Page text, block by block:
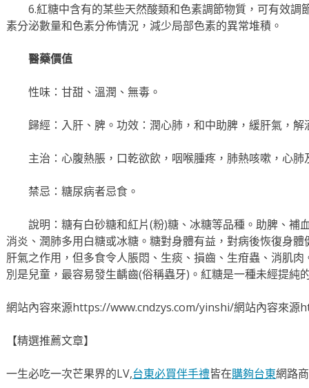
6.紅糖中含有的某些天然酸類和色素調節物質，可有效調
素分泌數量和色素分佈情況，減少局部色素的異常堆積。
醫藥價值
性味：甘甜、溫潤、無毒。
歸經：入肝、脾。功效：潤心肺，和中助脾，緩肝氣，解
主治：心腹熱脹，口乾欲飲，咽喉腫疼，肺熱咳嗽，心
禁忌：糖尿病者忌食。
說明：糖有白砂糖和紅片(粉)糖、冰糖等品種。助脾、補
消炎、潤肺多用白糖或冰糖。糖對身體有益，對病後恢復身
肝氣之作用，但多食令人脹悶、生痰、損齒、生疳蟲、消肌
別是兒童，最容易發生齲齒(俗稱蟲牙)。紅糖是一種未經提純
網站內容來源https://www.cndzys.com/yinshi/網站內容來源
【精選推薦文章】
一生必吃一次芒果界的LV,台東必買伴手禮皆在購夠台東網路